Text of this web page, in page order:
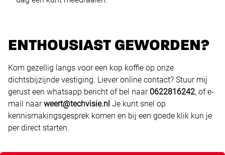
ENTHOUSIAST GEWORDEN?
Kom gezellig langs voor een kop koffie op onze
dichtsbijzijnde vestiging. Liever online contact? Stuur mij
gerust een whatsapp bericht of bel naar 0622816242, of e-
mail naarweert@techvisie.nl Je kunt snel op
kennismakingsgesprek komen en bij een goede klik kun je
per direct starten.